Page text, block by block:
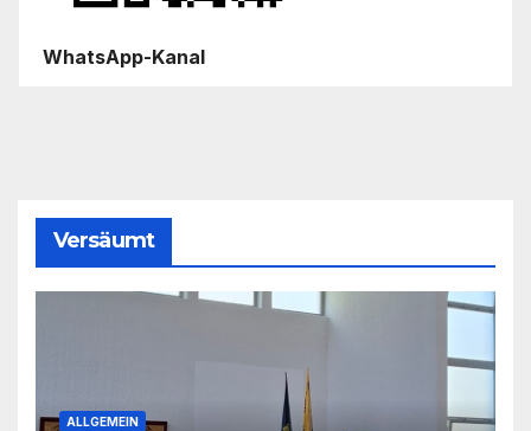
WhatsApp-Kanal
Versäumt
ALLGEMEIN